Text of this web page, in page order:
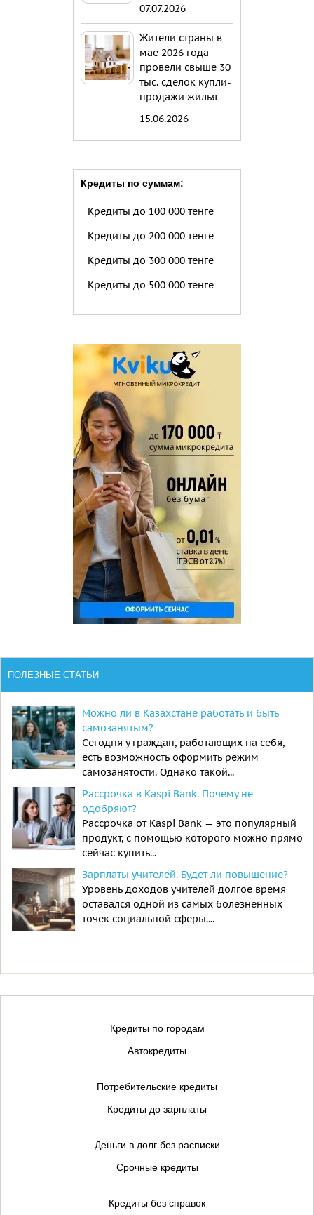
07.07.2026
Жители страны в
мае 2026 года
провели свыше 30
тыс. сделок купли-
продажи жилья
15.06.2026
Кредиты по суммам:
Кредиты до 100 000 тенге
Кредиты до 200 000 тенге
Кредиты до 300 000 тенге
Кредиты до 500 000 тенге
ПОЛЕЗНЫЕ СТАТЬИ
Можно ли в Казахстане работать и быть
самозанятым?
Сегодня у граждан, работающих на себя,
есть возможность оформить режим
самозанятости. Однако такой...
Рассрочка в Kaspi Bank. Почему не
одобряют?
Рассрочка от Kaspi Bank — это популярный
продукт, с помощью которого можно прямо
сейчас купить...
Зарплаты учителей. Будет ли повышение?
Уровень доходов учителей долгое время
оставался одной из самых болезненных
точек социальной сферы....
Кредиты по городам
Автокредиты
Потребительские кредиты
Кредиты до зарплаты
Деньги в долг без расписки
Срочные кредиты
Кредиты без справок